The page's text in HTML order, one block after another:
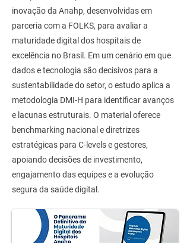
inovação da Anahp, desenvolvidas em
parceria com a FOLKS, para avaliar a
maturidade digital dos hospitais de
excelência no Brasil. Em um cenário em que
dados e tecnologia são decisivos para a
sustentabilidade do setor, o estudo aplica a
metodologia DMI-H para identificar avanços
e lacunas estruturais. O material oferece
benchmarking nacional e diretrizes
estratégicas para C-levels e gestores,
apoiando decisões de investimento,
engajamento das equipes e a evolução
segura da saúde digital.